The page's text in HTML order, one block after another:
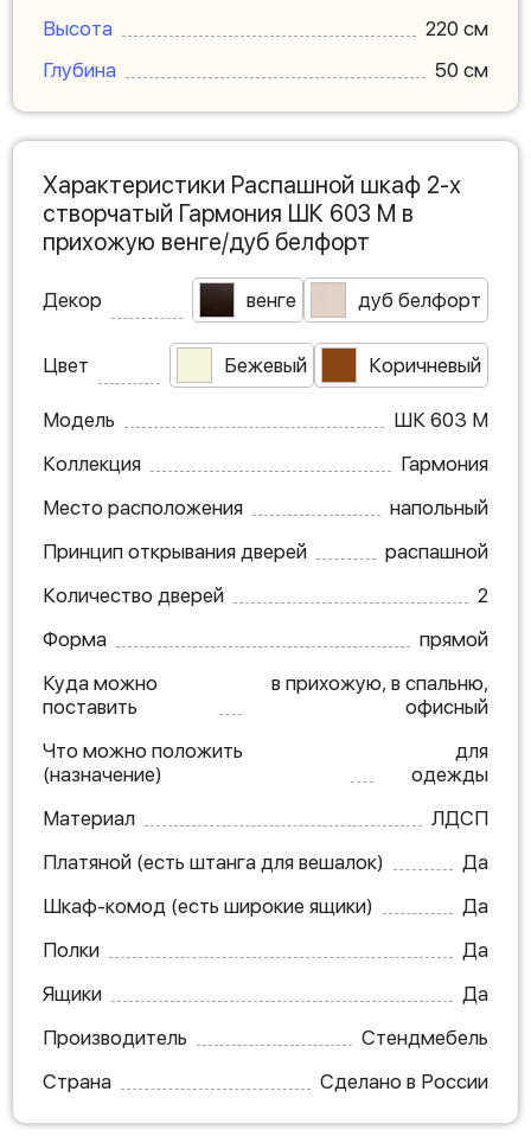
Высота
220 см
Глубина
50 см
Характеристики Распашной шкаф 2-х
створчатый Гармония ШК 603 М в
прихожую венге/дуб белфорт
Декор венге дуб белфорт
Цвет Бежевый Коричневый
Модель
ШК 603 М
Коллекция
Гармония
Место расположения
напольный
Принцип открывания дверей
распашной
Количество дверей
2
Форма
прямой
Куда можно
поставить
в прихожую, в спальню,
офисный
Что можно положить
(назначение)
для
одежды
Материал
ЛДСП
Платяной (есть штанга для вешалок)
Да
Шкаф-комод (есть широкие ящики)
Да
Полки
Да
Ящики
Да
Производитель
Стендмебель
Страна
Сделано в России